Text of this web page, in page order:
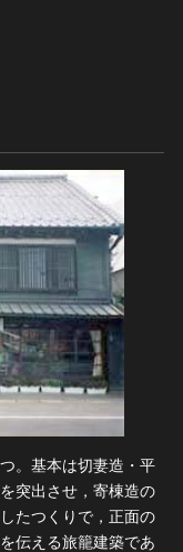
。基本は切妻造・平
突出させ，寄棟造の
たつくりで，正面の
伝える旅籠建築であ